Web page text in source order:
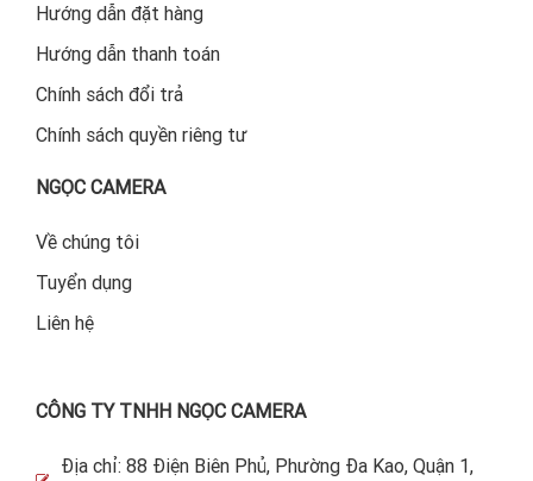
Hướng dẫn đặt hàng
Hướng dẫn thanh toán
Chính sách đổi trả
Chính sách quyền riêng tư
NGỌC CAMERA
Về chúng tôi
Tuyển dụng
Liên hệ
CÔNG TY TNHH NGỌC CAMERA
Địa chỉ: 88 Điện Biên Phủ, Phường Đa Kao, Quận 1,